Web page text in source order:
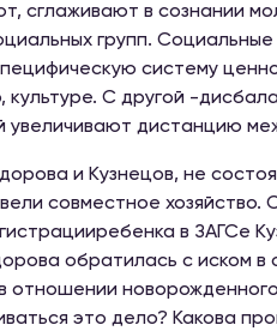
сглаживают в сознании
групп. Социальные
систему
С другой -
дистанцию
и Кузнецов, не
совместное
в ЗАГСе
обратилась с иском в
отношении
это дело? Какова